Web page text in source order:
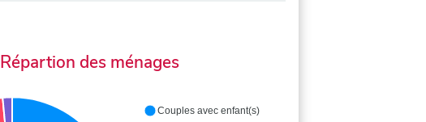
Répartion des ménages
Couples avec enfant(s)